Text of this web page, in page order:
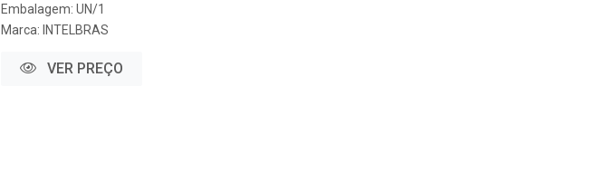
Embalagem: UN/1
Marca: INTELBRAS
VER PREÇO